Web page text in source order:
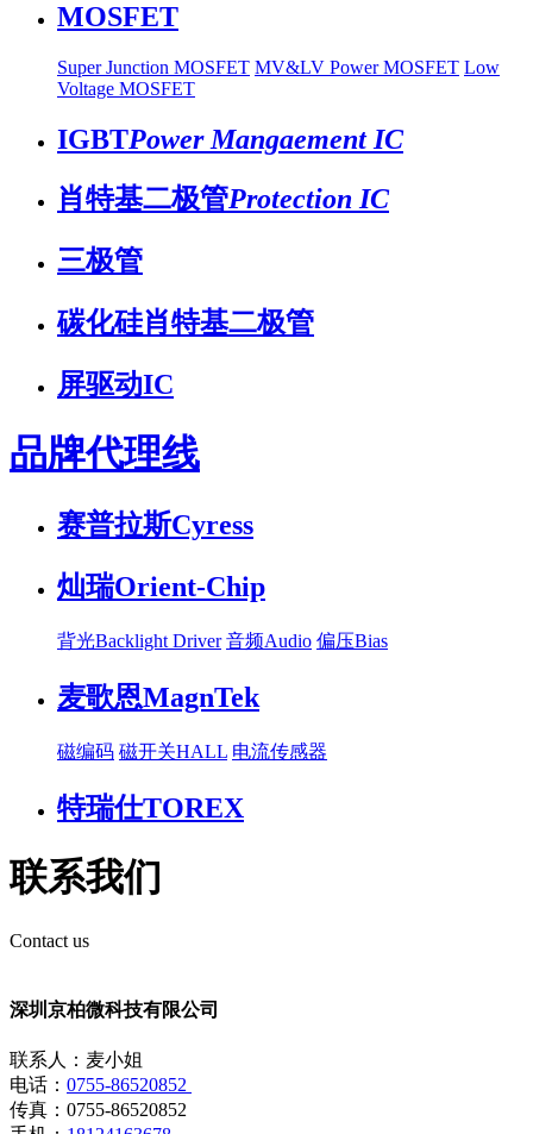
MOSFET
Super Junction MOSFET MV&LV Power MOSFET Low
Voltage MOSFET
IGBTPower Mangaement IC
肖特基二极管Protection IC
三极管
碳化硅肖特基二极管
屏驱动IC
品牌代理线
赛普拉斯Cyress
灿瑞Orient-Chip
背光Backlight Driver 音频Audio 偏压Bias
麦歌恩MagnTek
磁编码 磁开关HALL 电流传感器
特瑞仕TOREX
联系我们
Contact us
深圳京柏微科技有限公司
联系人：麦小姐
电话： 0755-86520852
传真：0755-86520852